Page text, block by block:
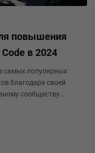
повышения
в 2024
самых популярных
благодаря своей
сообществу
году, учитывая